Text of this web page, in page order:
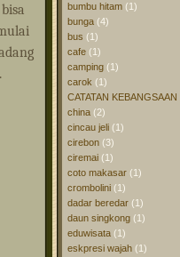
bumbu hitam (1)
bunga (4)
bus (1)
cafe (1)
camping (1)
carok (1)
CATATAN KEBANGSAAN
china (2)
cincau jeli (1)
cirebon (3)
ciremai (1)
coto makasar (1)
crombolini (1)
dadar beredar (1)
daun singkong (1)
eduwisata (1)
eskpresi wajah (1)